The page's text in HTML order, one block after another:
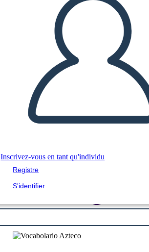
Inscrivez-vous en tant qu'individu
Registre
S'identifier
LIS-MOI